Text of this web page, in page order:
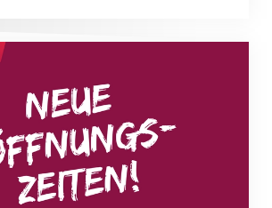
ab 1. August 2026